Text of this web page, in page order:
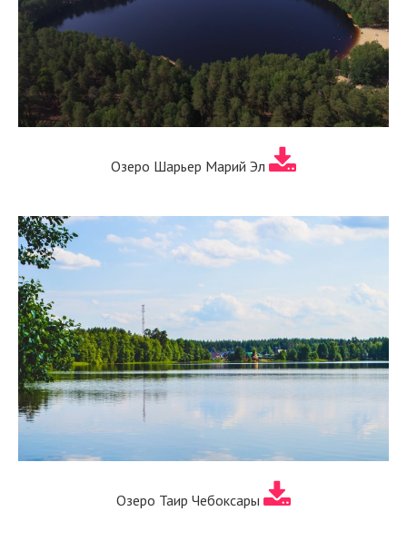
Озеро Шарьер Марий Эл
Озеро Таир Чебоксары